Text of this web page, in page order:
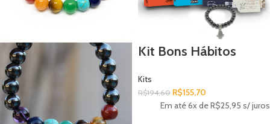
leveza. É preciso praticar agora,
começar hoje, e apenas assim
nascemos verdadeiramente para ser.
“Flexibilidade é atingir o seu objetivo
de uma forma diferente da qual você
havia traçado inicialmente.” Inclui: - 01
unidade do livro A Caminhada da
Meditação com Tadashi Kadomoto - 01
marcador de páginas exclusivo do livro
Kit Bons Hábitos
Kits
R$194,60 R$155,70
Em até 6x deR$25,95 s/ juros